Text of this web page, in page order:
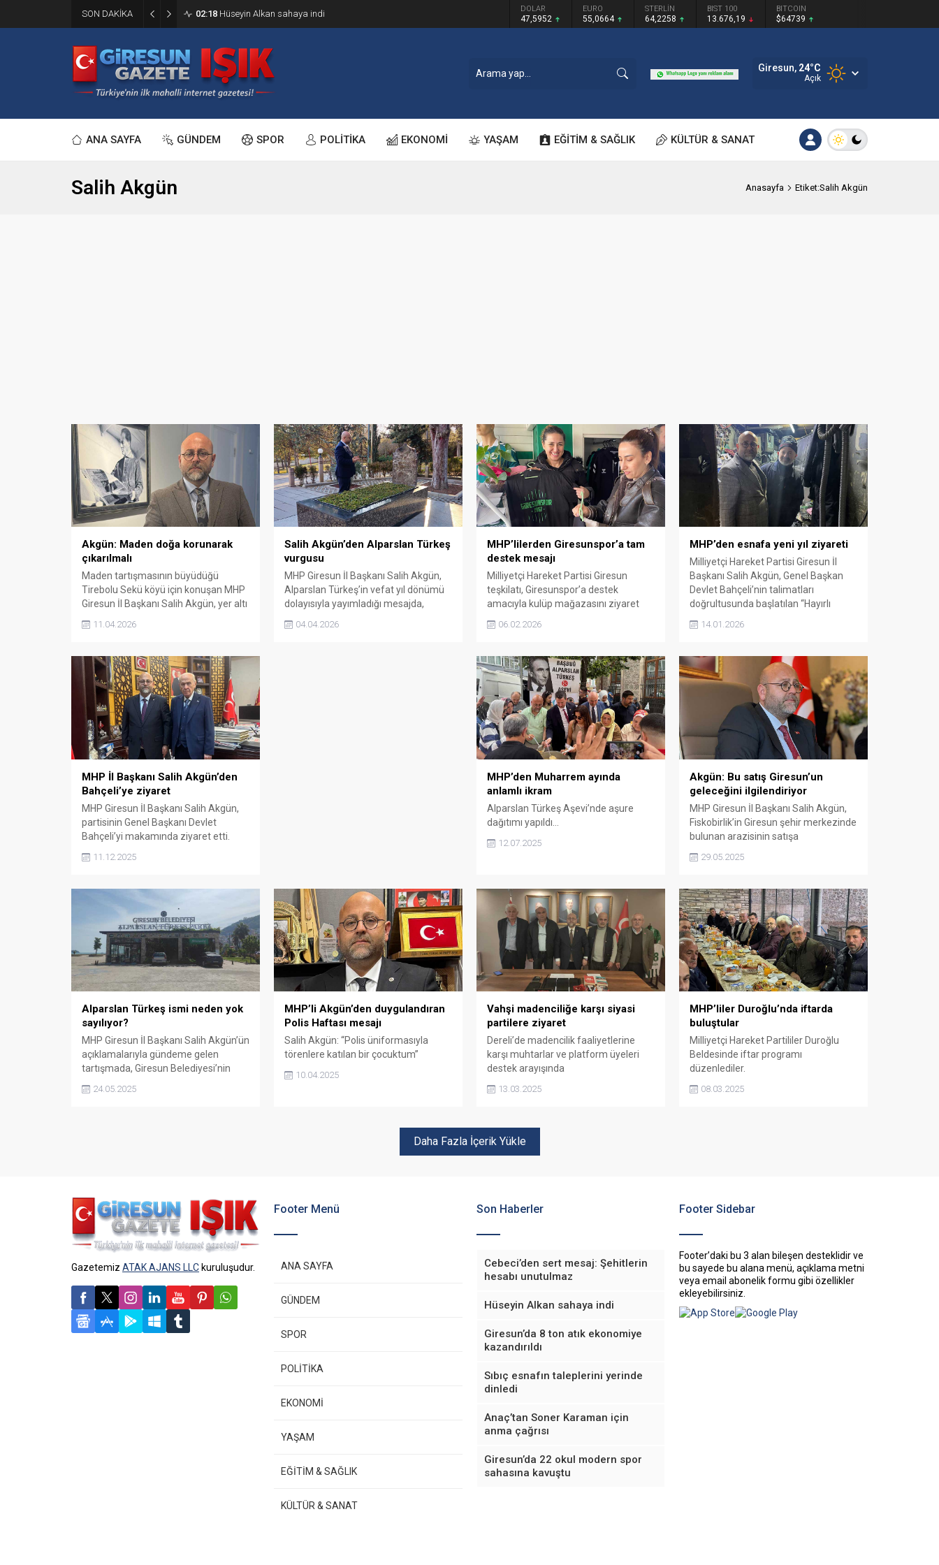
SON DAKİKA 02:18 Hüseyin Alkan sahaya indi DOLAR
47,5952
EURO
55,0664
STERLİN
64,2258
BIST 100
13.676,19
BITCOIN
$64739
Giresun, 24°C
Açık
ANA SAYFA GÜNDEM SPOR POLİTİKA EKONOMİ YAŞAM EĞİTİM & SAĞLIK KÜLTÜR & SANAT
Salih Akgün Anasayfa Etiket:Salih Akgün
Akgün: Maden doğa korunarak
çıkarılmalı
Maden tartışmasının büyüdüğü
Tirebolu Sekü köyü için konuşan MHP
Giresun İl Başkanı Salih Akgün, yer altı
kaynaklarının ekonomiye
kazandırılması gerektiğini savundu.
vermeden, şeffaf denetim ve halkın
hassasiyeti gözetilerek yürütülmesi
gerektiğini söyledi.
11.04.2026
Salih Akgün’den Alparslan Türkeş
vurgusu
MHP Giresun İl Başkanı Salih Akgün,
Alparslan Türkeş’in vefat yıl dönümü
dolayısıyla yayımladığı mesajda,
Başbuğ’un Türk milletine adanmış
mücadelesine dikkat çekti. Akgün,
04.04.2026
MHP’lilerden Giresunspor’a tam
destek mesajı
Milliyetçi Hareket Partisi Giresun
teşkilatı, Giresunspor’a destek
amacıyla kulüp mağazasını ziyaret
ederek forma satın aldı. Ziyarette
verilen mesajlar, yeşil-beyazlı kulübün
gösterdi.
06.02.2026
MHP’den esnafa yeni yıl ziyareti
Milliyetçi Hareket Partisi Giresun İl
Başkanı Salih Akgün, Genel Başkan
Devlet Bahçeli’nin talimatları
doğrultusunda başlatılan “Hayırlı
Günler Komşum Ziyaretleri”
kapsamında yeni yılın ilk programını
14.01.2026
MHP İl Başkanı Salih Akgün’den
Bahçeli’ye ziyaret
MHP Giresun İl Başkanı Salih Akgün,
partisinin Genel Başkanı Devlet
Bahçeli’yi makamında ziyaret etti.
hem de Giresunlu hemşehrilerin
11.12.2025
MHP’den Muharrem ayında
anlamlı ikram
Alparslan Türkeş Aşevi’nde aşure
dağıtımı yapıldı…
12.07.2025
Akgün: Bu satış Giresun’un
geleceğini ilgilendiriyor
MHP Giresun İl Başkanı Salih Akgün,
Fiskobirlik’in Giresun şehir merkezinde
bulunan arazisinin satışa
artan tepkileri dile getirdi.
29.05.2025
Alparslan Türkeş ismi neden yok
sayılıyor?
MHP Giresun İl Başkanı Salih Akgün’ün
açıklamalarıyla gündeme gelen
tartışmada, Giresun Belediyesi’nin
Türkeş Botanik Parkı” isminin
24.05.2025
MHP’li Akgün’den duygulandıran
Polis Haftası mesajı
Salih Akgün: “Polis üniformasıyla
törenlere katılan bir çocuktum”
10.04.2025
Vahşi madenciliğe karşı siyasi
partilere ziyaret
Dereli’de madencilik faaliyetlerine
karşı muhtarlar ve platform üyeleri
destek arayışında
13.03.2025
MHP’liler Duroğlu’nda iftarda
buluştular
Milliyetçi Hareket Partililer Duroğlu
Beldesinde iftar programı
düzenlediler.
08.03.2025
Daha Fazla İçerik Yükle
Gazetemiz ATAK AJANS LLC kuruluşudur.
Footer Menü
ANA SAYFA
GÜNDEM
SPOR
POLİTİKA
EKONOMİ
YAŞAM
EĞİTİM & SAĞLIK
KÜLTÜR & SANAT
Son Haberler
Cebeci’den sert mesaj: Şehitlerin
hesabı unutulmaz
Hüseyin Alkan sahaya indi
Giresun’da 8 ton atık ekonomiye
kazandırıldı
Sıbıç esnafın taleplerini yerinde
dinledi
Anaç’tan Soner Karaman için
anma çağrısı
Giresun’da 22 okul modern spor
sahasına kavuştu
Footer Sidebar
Footer’daki bu 3 alan bileşen desteklidir ve
bu sayede bu alana menü, açıklama metni
veya email abonelik formu gibi özellikler
ekleyebilirsiniz.